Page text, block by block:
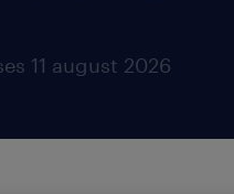
11 august 2026